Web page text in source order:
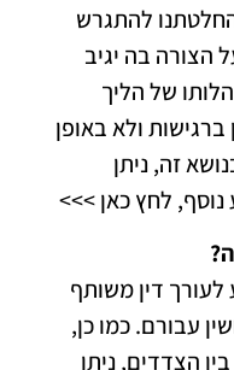
להתגרש
הצורה בה יגיב
של הליך
ברגישות ולא באופן
זה, ניתן
נוסף, לחץ כאן >>>
לעורך דין משותף
עבורם. כמו כן,
הצדדים, ניתן